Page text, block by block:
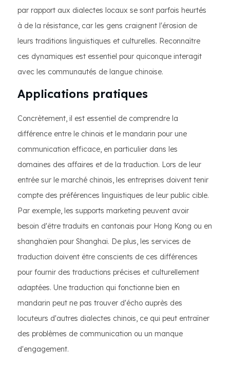
par rapport aux dialectes locaux se sont parfois heurtés
à de la résistance, car les gens craignent l'érosion de
leurs traditions linguistiques et culturelles. Reconnaître
ces dynamiques est essentiel pour quiconque interagit
avec les communautés de langue chinoise.
Applications pratiques
Concrètement, il est essentiel de comprendre la
différence entre le chinois et le mandarin pour une
communication efficace, en particulier dans les
domaines des affaires et de la traduction. Lors de leur
entrée sur le marché chinois, les entreprises doivent tenir
compte des préférences linguistiques de leur public cible.
Par exemple, les supports marketing peuvent avoir
besoin d'être traduits en cantonais pour Hong Kong ou en
shanghaïen pour Shanghai. De plus, les services de
traduction doivent être conscients de ces différences
pour fournir des traductions précises et culturellement
adaptées. Une traduction qui fonctionne bien en
mandarin peut ne pas trouver d'écho auprès des
locuteurs d'autres dialectes chinois, ce qui peut entraîner
des problèmes de communication ou un manque
d'engagement.